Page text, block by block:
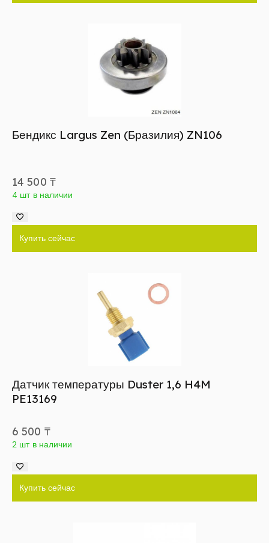
Бендикс Largus Zen (Бразилия) ZN106
14 500 ₸
4 шт в наличии
Купить сейчас
Датчик температуры Duster 1,6 H4M
PE13169
6 500 ₸
2 шт в наличии
Купить сейчас